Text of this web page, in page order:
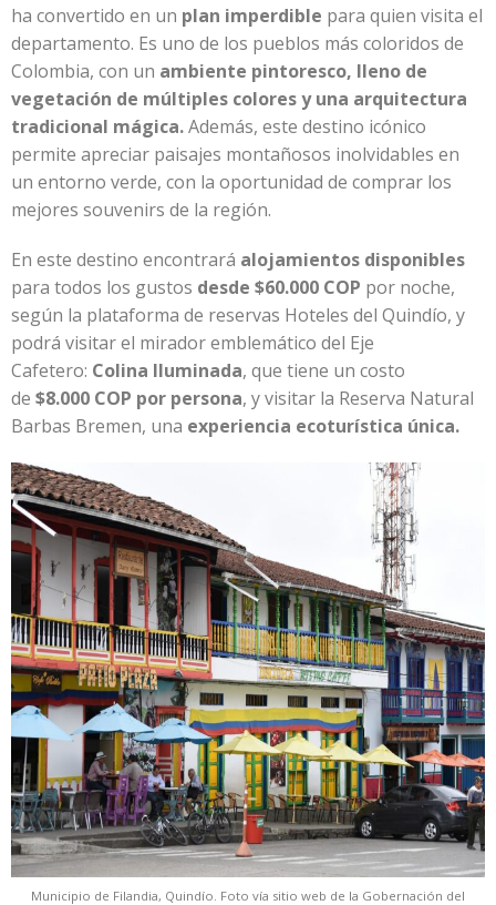
ha convertido en un plan imperdible para quien visita el
departamento. Es uno de los pueblos más coloridos de
Colombia, con un ambiente pintoresco, lleno de
vegetación de múltiples colores y una arquitectura
tradicional mágica.Además, este destino icónico
permite apreciar paisajes montañosos inolvidables en
un entorno verde, con la oportunidad de comprar los
mejores souvenirs de la región.
En este destino encontrará alojamientos disponibles
para todos los gustos desde $60.000 COP por noche,
según la plataforma de reservas Hoteles del Quindío, y
podrá visitar el mirador emblemático del Eje
Cafetero: Colina Iluminada, que tiene un costo
de $8.000 COP por persona, y visitar la Reserva Natural
Barbas Bremen, una experiencia ecoturística única.
Municipio de Filandia, Quindío. Foto vía sitio web de la Gobernación del